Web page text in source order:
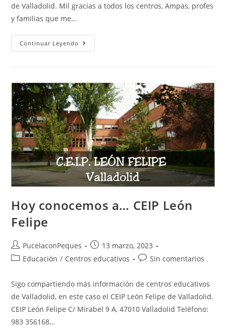
de Valladolid. Mil gracias a todos los centros, Ampas, profes
y familias que me…
Continuar Leyendo
Hoy conocemos a… CEIP León
Felipe
PucelaconPeques
13 marzo, 2023
Educación / Centros educativos Sin comentarios
Sigo compartiendo más información de centros educativos
de Valladolid, en este caso el CEIP León Felipe de Valladolid.
CEIP León Felipe C/ Mirabel 9 A, 47010 Valladolid Teléfono:
983 356168…